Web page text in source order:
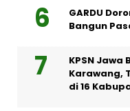
GARDU
Bangun
KPSN
Karawang,
di 16